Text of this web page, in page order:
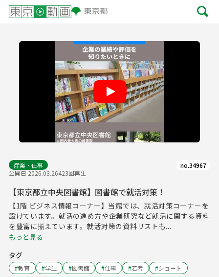
産業・仕事
公開日 2026.03.26423回再生
no.34967
【東京都立中央図書館】図書館で就活対策！
【1階 ビジネス情報コーナー】当館では、就活対策コーナーを
設けています。就活の進め方や企業研究など就活に関する資料
を豊富に揃えています。就活対策の資料リストも...
もっと見る
タグ
#教育 #学生 #図書館 #仕事 #若者 #ショート